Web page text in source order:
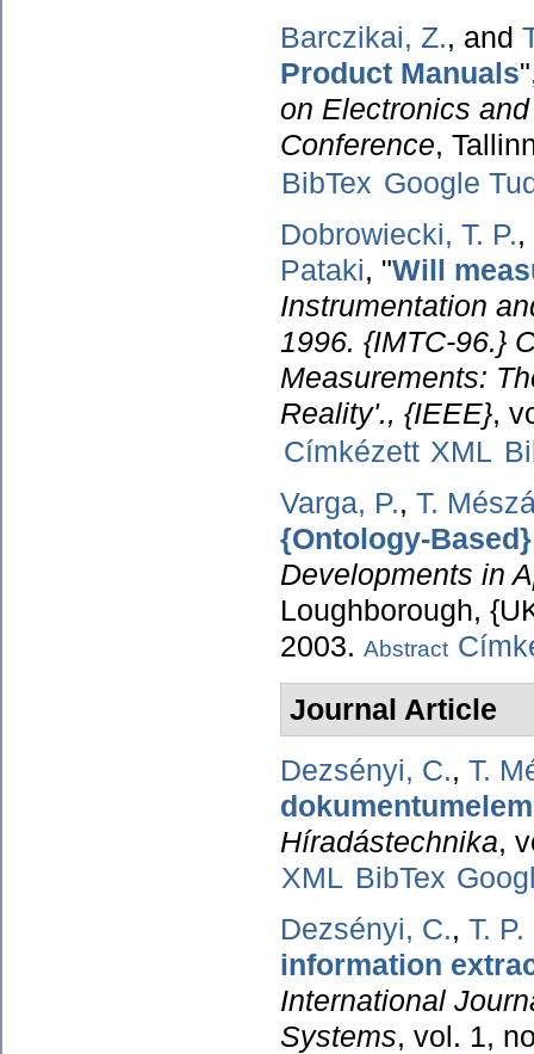
Barczikai, Z., and
Product Manuals
on Electronics
Conference,
BibTex Google
Dobrowiecki, T. P.,
Pataki, "Will
Instrumentation
1996. {IMTC-96.}
Measurements:
Reality'., {IEEE},
Címkézett XML
Varga, P., T.
{Ontology-
Developments in
Loughborough,
2003. Abstract
Journal Article
Dezsényi, C., T.
Híradástechnika,
XML BibTex
Dezsényi, C., T.
information
International
Systems, vol. 1,